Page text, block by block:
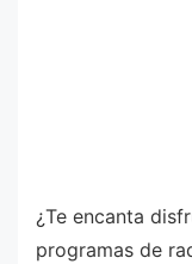
¿Te encanta
programas de